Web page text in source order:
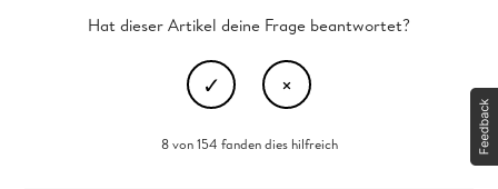
Hat dieser Artikel deine Frage beantwortet?
8 von 154 fanden dies hilfreich